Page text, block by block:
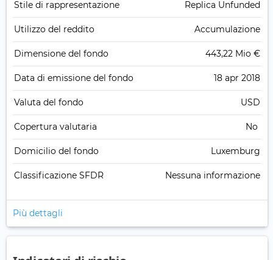
Stile di rappresentazione Replica Unfunded
Utilizzo del reddito Accumulazione
Dimensione del fondo 443,22 Mio €
Data di emissione del fondo 18 apr 2018
Valuta del fondo USD
Copertura valutaria No
Domicilio del fondo Luxemburg
Classificazione SFDR Nessuna informazione
Più dettagli